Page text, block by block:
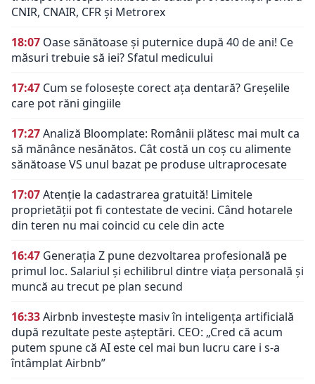
CNIR, CNAIR, CFR și Metrorex
18:07 Oase sănătoase și puternice după 40 de ani! Ce
măsuri trebuie să iei? Sfatul medicului
17:47 Cum se folosește corect ața dentară? Greșelile
care pot răni gingiile
17:27Analiză Bloomplate: Românii plătesc mai mult ca
să mănânce nesănătos. Cât costă un coș cu alimente
sănătoase VS unul bazat pe produse ultraprocesate
17:07Atenție la cadastrarea gratuită! Limitele
proprietății pot fi contestate de vecini. Când hotarele
din teren nu mai coincid cu cele din acte
16:47 Generația Z pune dezvoltarea profesională pe
primul loc. Salariul și echilibrul dintre viața personală și
muncă au trecut pe plan secund
16:33Airbnb investește masiv în inteligența artificială
după rezultate peste așteptări. CEO: „Cred că acum
putem spune că AI este cel mai bun lucru care i s-a
întâmplat Airbnb”